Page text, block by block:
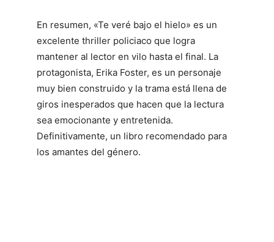
En resumen, «Te veré bajo el hielo» es un
excelente thriller policiaco que logra
mantener al lector en vilo hasta el final. La
protagonista, Erika Foster, es un personaje
muy bien construido y la trama está llena de
giros inesperados que hacen que la lectura
sea emocionante y entretenida.
Definitivamente, un libro recomendado para
los amantes del género.